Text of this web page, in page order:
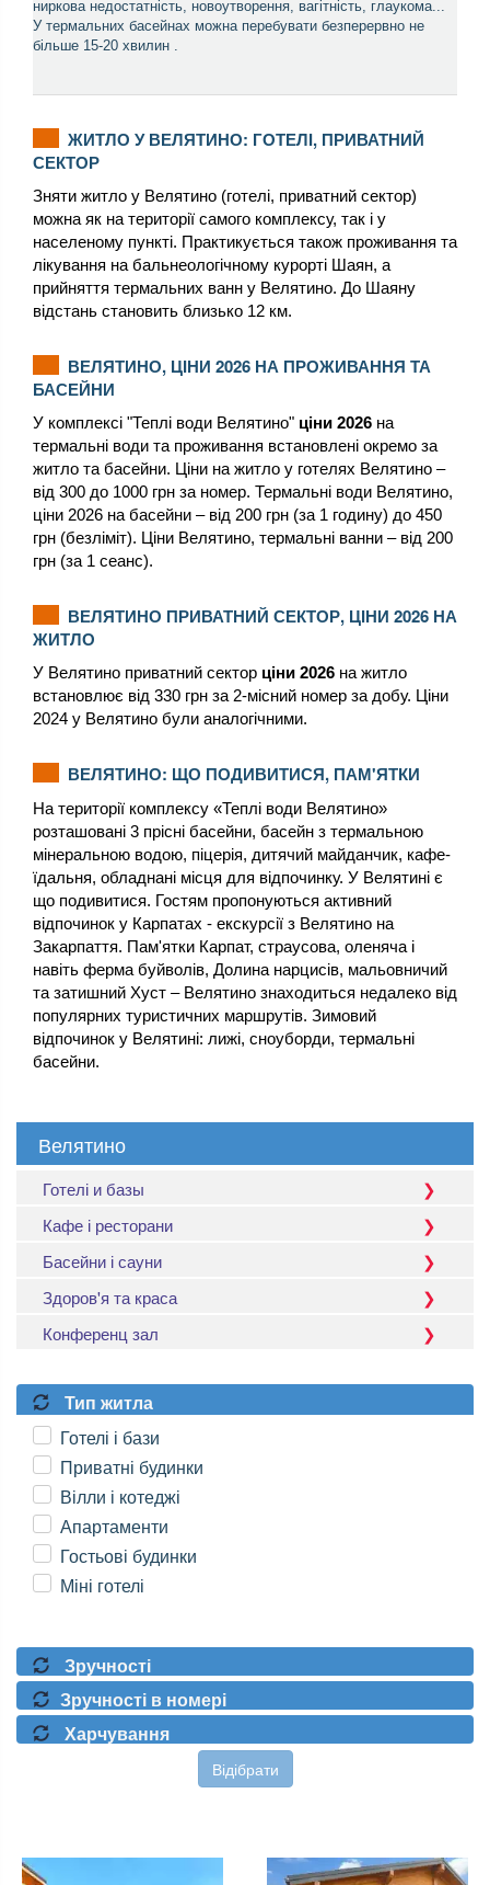
ниркова недостатність, новоутворення, вагітність, глаукома...
У термальних басейнах можна перебувати безперервно не
більше 15-20 хвилин .
ЖИТЛО У ВЕЛЯТИНО: ГОТЕЛІ, ПРИВАТНИЙ
СЕКТОР
Зняти житло у Велятино (готелі, приватний сектор)
можна як на території самого комплексу, так і у
населеному пункті. Практикується також проживання та
лікування на бальнеологічному курорті Шаян, а
прийняття термальних ванн у Велятино. До Шаяну
відстань становить близько 12 км.
ВЕЛЯТИНО, ЦІНИ 2026 НА ПРОЖИВАННЯ ТА
БАСЕЙНИ
У комплексі "Теплі води Велятино" ціни 2026 на
термальні води та проживання встановлені окремо за
житло та басейни. Ціни на житло у готелях Велятино –
від 300 до 1000 грн за номер. Термальні води Велятино,
ціни 2026 на басейни – від 200 грн (за 1 годину) до 450
грн (безліміт). Ціни Велятино, термальні ванни – від 200
грн (за 1 сеанс).
ВЕЛЯТИНО ПРИВАТНИЙ СЕКТОР, ЦІНИ 2026 НА
ЖИТЛО
У Велятино приватний сектор ціни 2026 на житло
встановлює від 330 грн за 2-місний номер за добу. Ціни
2024 у Велятино були аналогічними.
ВЕЛЯТИНО: ЩО ПОДИВИТИСЯ, ПАМ'ЯТКИ
На території комплексу «Теплі води Велятино»
розташовані 3 прісні басейни, басейн з термальною
мінеральною водою, піцерія, дитячий майданчик, кафе-
їдальня, обладнані місця для відпочинку. У Велятині є
що подивитися. Гостям пропонуються активний
відпочинок у Карпатах - екскурсії з Велятино на
Закарпаття. Пам'ятки Карпат, страусова, оленяча і
навіть ферма буйволів, Долина нарцисів, мальовничий
та затишний Хуст – Велятино знаходиться недалеко від
популярних туристичних маршрутів. Зимовий
відпочинок у Велятині: лижі, сноуборди, термальні
басейни.
Велятино
Готелі и базы
Кафе і ресторани
Басейни і сауни
Здоров'я та краса
Конференц зал
Тип житла
Готелі і бази
Приватні будинки
Вілли і котеджі
Апартаменти
Гостьові будинки
Міні готелі
Зручності
Зручності в номері
Харчування
Відібрати